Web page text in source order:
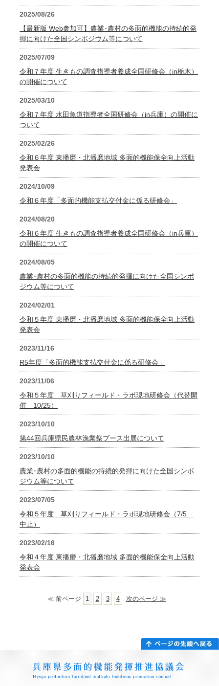
2025/08/26
【最新版 Web参加可】農業･農村の多面的機能の持続的発
揮に向けた全国シンポジウム等について
2025/07/09
令和７年度 生きもの調査指導者養成全国研修会（in栃木）
の開催について
2025/03/10
令和７年度 水田魚道指導者全国研修会（in兵庫）の開催に
ついて
2025/02/26
令和６年度 東播磨・北播磨地域 多面的機能保全向上活動
発表会
2024/10/09
令和６年度「多面的機能支払交付金に係る研修会」
2024/08/20
令和６年度 生きもの調査指導者養成全国研修会（in兵庫）
の開催について
2024/08/05
農業･農村の多面的機能の持続的発揮に向けた全国シンポ
ジウム等について
2024/02/01
令和５年度 東播磨・北播磨地域 多面的機能保全向上活動
発表会
2023/11/16
R5年度「多面的機能支払交付金に係る研修会」
2023/11/06
令和５年度 草刈りフィールド・ラボ現地研修会（代替開
催 10/25）
2023/10/10
第44回兵庫県民農林漁業祭ブース出展について
2023/10/10
農業･農村の多面的機能の持続的発揮に向けた全国シンポ
ジウム等について
2023/07/05
令和５年度 草刈りフィールド・ラボ現地研修会（7/5
中止）
2023/02/16
令和４年度 東播磨・北播磨地域 多面的機能保全向上活動
発表会
≪ 前ページ 1 2 3 4 次のページ ≫